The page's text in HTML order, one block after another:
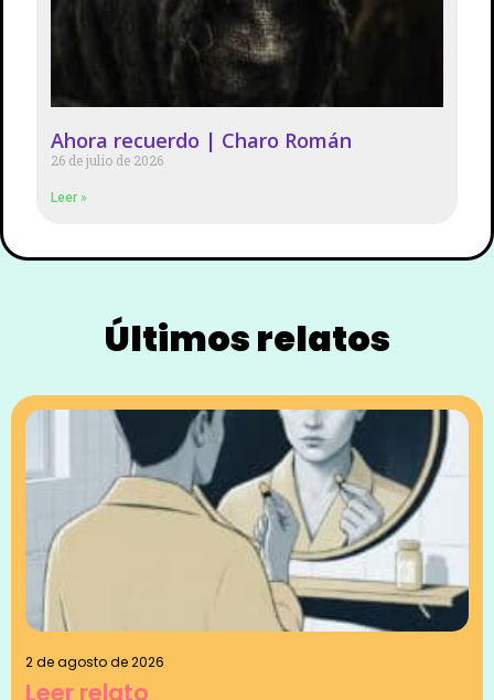
Ahora recuerdo | Charo Román
26 de julio de 2026
Leer »
Últimos relatos
2 de agosto de 2026
Leer relato